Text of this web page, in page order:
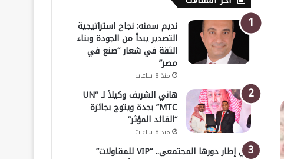
نديم سمنه: نجاح استراتيجية
التصدير يبدأ من الجودة وبناء
الثقة في شعار “صنع في
مصر”
منذ 8 ساعات
هاني الشريف وكيلاً لـ “UN
MTC” بجدة ويتوج بجائزة
“القائد المؤثر”
منذ 8 ساعات
في إطار دورها المجتمعي.. “VIP للمقاولات”